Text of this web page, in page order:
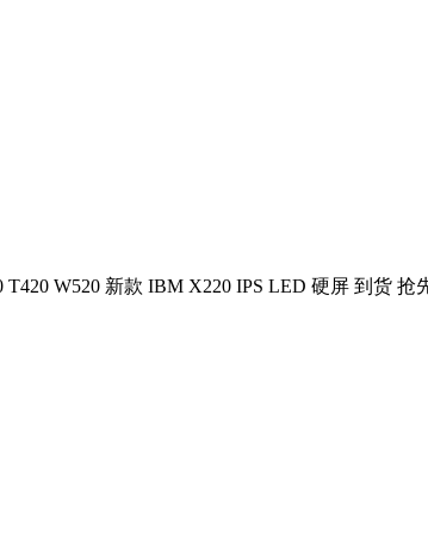
T420 W520 新款 IBM X220 IPS LED 硬屏 到货 抢